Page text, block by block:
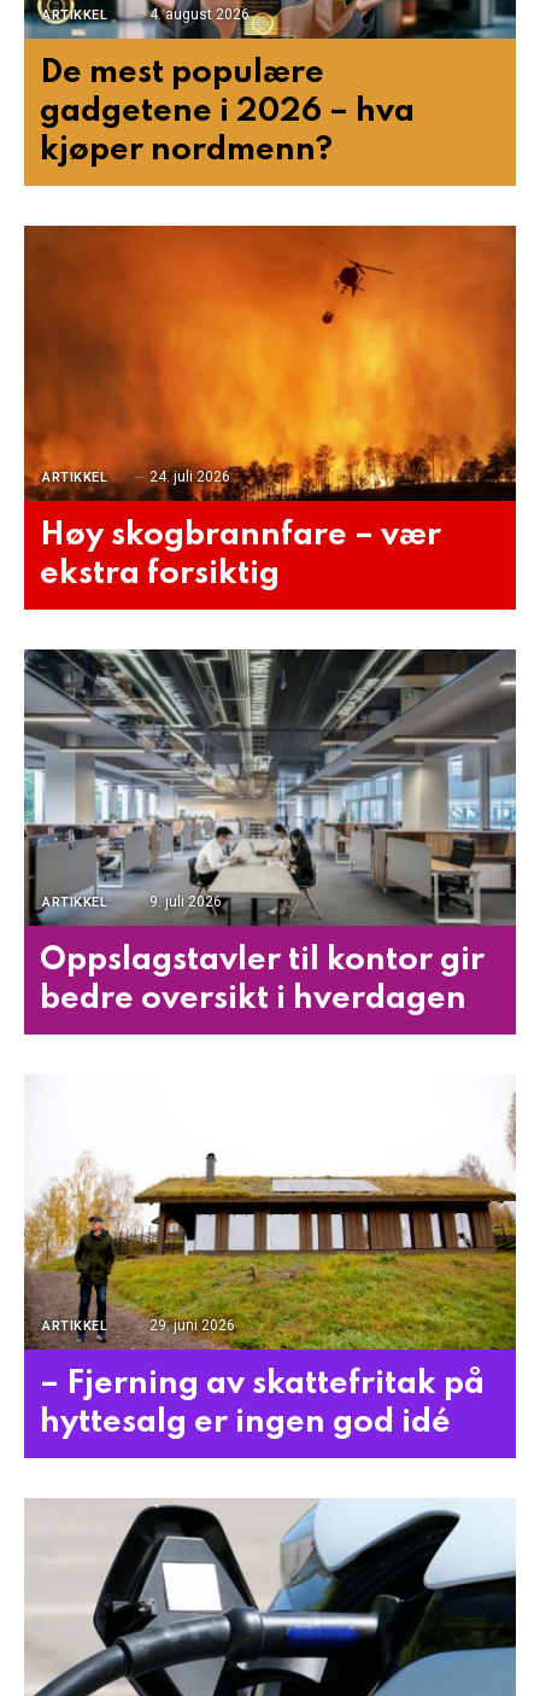
ARTIKKEL 4. august 2026
De mest populære
gadgetene i 2026 – hva
kjøper nordmenn?
ARTIKKEL 24. juli 2026
Høy skogbrannfare – vær
ekstra forsiktig
ARTIKKEL 9. juli 2026
Oppslagstavler til kontor gir
bedre oversikt i hverdagen
ARTIKKEL 29. juni 2026
– Fjerning av skattefritak på
hyttesalg er ingen god idé